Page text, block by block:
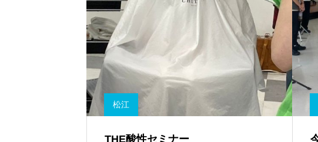
松江
THE酸性セミナー